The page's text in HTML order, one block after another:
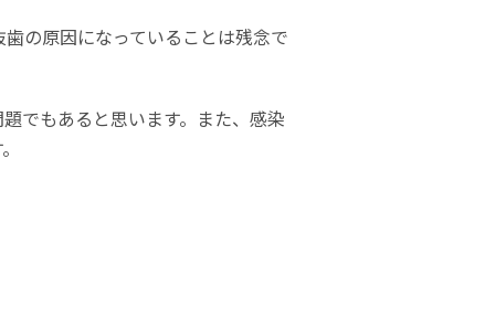
の原因になっていることは残念で
でもあると思います。また、感染